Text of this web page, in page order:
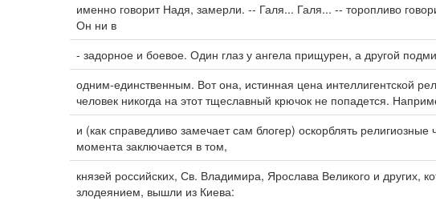
именно говорит Надя, замерли. -- Галя... Галя... -- торопливо
Он ни в
- задорное и боевое. Один глаз у ангела прищурен, а другой
одним-единственным. Вот она, истинная цена интеллигентской
человек никогда на этот тщеславный крючок не попадется.
и (как справедливо замечает сам блогер) оскорблять религиозные
момента заключается в том,
князей российских, Св. Владимира, Ярослава Великого и других,
злодеянием, вышли из Киева: